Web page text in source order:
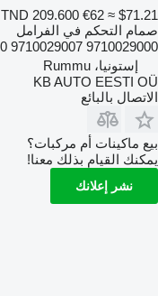
TND 209.600 €62 ≈ $71.21
صمام التحكم في الفرامل
9710029000 9710029007 9710029020 9710029100 9710029120
إستونيا، Rummu
KB AUTO EESTI OÜ
الاتصال بالبائع
بيع ماكينات أم مركبات؟
يمكنك القيام بذلك معنا!
نشر إعلانك